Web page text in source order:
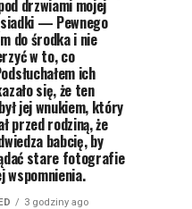
drzwiami mojej
— Pewnego
do środka i nie
w to, co
ich
się, że ten
jej wnukiem, który
przed rodziną, że
babcię, by
stare fotografie
wspomnienia.
3 godziny ago